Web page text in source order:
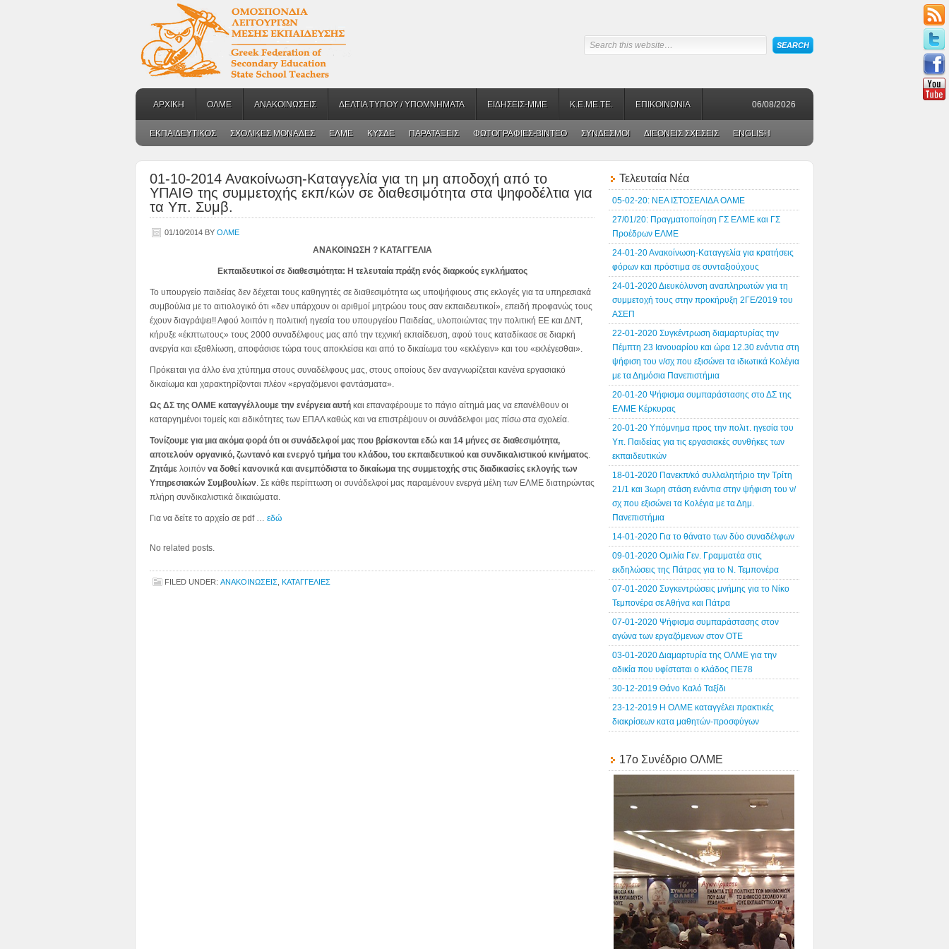
ΑΡΧΙΚΗ ΟΛΜΕ ΑΝΑΚΟΙΝΩΣΕΙΣ ΔΕΛΤΙΑ ΤΥΠΟΥ / ΥΠΟΜΝΗΜΑΤΑ ΕΙΔΗΣΕΙΣ-ΜΜΕ Κ.Ε.ΜΕ.ΤΕ. ΕΠΙΚΟΙΝΩΝΙΑ 06/08/2026
ΕΚΠΑΙΔΕΥΤΙΚΟΣ ΣΧΟΛΙΚΕΣ ΜΟΝΑΔΕΣ ΕΛΜΕ ΚΥΣΔΕ ΠΑΡΑΤΑΞΕΙΣ ΦΩΤΟΓΡΑΦΙΕΣ-BINTEO ΣΥΝΔΕΣΜΟΙ ΔΙΕΘΝΕΙΣ ΣΧΕΣΕΙΣ ENGLISH
01-10-2014 Ανακοίνωση-Καταγγελία για τη μη αποδοχή από το
ΥΠΑΙΘ της συμμετοχής εκπ/κών σε διαθεσιμότητα στα ψηφοδέλτια για
τα Υπ. Συμβ.
01/10/2014 BY ΟΛΜΕ
ΑΝΑΚΟΙΝΩΣΗ ? ΚΑΤΑΓΓΕΛΙΑ
Εκπαιδευτικοί σε διαθεσιμότητα: Η τελευταία πράξη ενός διαρκούς εγκλήματος
Το υπουργείο παιδείας δεν δέχεται τους καθηγητές σε διαθεσιμότητα ως υποψήφιους στις εκλογές για τα υπηρεσιακά
συμβούλια με το αιτιολογικό ότι «δεν υπάρχουν οι αριθμοί μητρώου τους σαν εκπαιδευτικοί», επειδή προφανώς τους
έχουν διαγράψει!! Αφού λοιπόν η πολιτική ηγεσία του υπουργείου Παιδείας, υλοποιώντας την πολιτική ΕΕ και ΔΝΤ,
κήρυξε «έκπτωτους» τους 2000 συναδέλφους μας από την τεχνική εκπαίδευση, αφού τους καταδίκασε σε διαρκή
ανεργία και εξαθλίωση, αποφάσισε τώρα τους αποκλείσει και από το δικαίωμα του «εκλέγειν» και του «εκλέγεσθαι».
Πρόκειται για άλλο ένα χτύπημα στους συναδέλφους μας, στους οποίους δεν αναγνωρίζεται κανένα εργασιακό
δικαίωμα και χαρακτηρίζονται πλέον «εργαζόμενοι φαντάσματα».
Ως ΔΣ της ΟΛΜΕ καταγγέλλουμε την ενέργεια αυτή και επαναφέρουμε το πάγιο αίτημά μας να επανέλθουν οι
καταργημένοι τομείς και ειδικότητες των ΕΠΑΛ καθώς και να επιστρέψουν οι συνάδελφοι μας πίσω στα σχολεία.
Τονίζουμε για μια ακόμα φορά ότι οι συνάδελφοί μας που βρίσκονται εδώ και 14 μήνες σε διαθεσιμότητα,
αποτελούν οργανικό, ζωντανό και ενεργό τμήμα του κλάδου, του εκπαιδευτικού και συνδικαλιστικού κινήματος.
Ζητάμε λοιπόν να δοθεί κανονικά και ανεμπόδιστα το δικαίωμα της συμμετοχής στις διαδικασίες εκλογής των
Υπηρεσιακών Συμβουλίων. Σε κάθε περίπτωση οι συνάδελφοί μας παραμένουν ενεργά μέλη των ΕΛΜΕ διατηρώντας
πλήρη συνδικαλιστικά δικαιώματα.
Για να δείτε το αρχείο σε pdf … εδώ
No related posts.
FILED UNDER: ΑΝΑΚΟΙΝΩΣΕΙΣ ΚΑΤΑΓΓΕΛΙΕΣ
Τελευταία Νέα
05-02-20: ΝΕΑ ΙΣΤΟΣΕΛΙΔΑ ΟΛΜΕ
27/01/20: Πραγματοποίηση ΓΣ ΕΛΜΕ και ΓΣ
Προέδρων ΕΛΜΕ
24-01-20 Ανακοίνωση-Καταγγελία για κρατήσεις
φόρων και πρόστιμα σε συνταξιούχους
24-01-2020 Διευκόλυνση αναπληρωτών για τη
συμμετοχή τους στην προκήρυξη 2ΓΕ/2019 του
ΑΣΕΠ
22-01-2020 Συγκέντρωση διαμαρτυρίας την
Πέμπτη 23 Ιανουαρίου και ώρα 12.30 ενάντια στη
ψήφιση του ν/σχ που εξισώνει τα ιδιωτικά Κολέγια
με τα Δημόσια Πανεπιστήμια
20-01-20 Ψήφισμα συμπαράστασης στο ΔΣ της
ΕΛΜΕ Κέρκυρας
20-01-20 Υπόμνημα προς την πολιτ. ηγεσία του
Υπ. Παιδείας για τις εργασιακές συνθήκες των
εκπαιδευτικών
18-01-2020 Πανεκπ/κό συλλαλητήριο την Τρίτη
21/1 και 3ωρη στάση ενάντια στην ψήφιση του ν/
σχ που εξισώνει τα Κολέγια με τα Δημ.
Πανεπιστήμια
14-01-2020 Για το θάνατο των δύο συναδέλφων
09-01-2020 Ομιλία Γεν. Γραμματέα στις
εκδηλώσεις της Πάτρας για το Ν. Τεμπονέρα
07-01-2020 Συγκεντρώσεις μνήμης για το Νίκο
Τεμπονέρα σε Αθήνα και Πάτρα
07-01-2020 Ψήφισμα συμπαράστασης στον
αγώνα των εργαζόμενων στον ΟΤΕ
03-01-2020 Διαμαρτυρία της ΟΛΜΕ για την
αδικία που υφίσταται ο κλάδος ΠΕ78
30-12-2019 Θάνο Καλό Ταξίδι
23-12-2019 Η ΟΛΜΕ καταγγέλει πρακτικές
διακρίσεων κατα μαθητών-προσφύγων
17o Συνέδριο ΟΛΜΕ